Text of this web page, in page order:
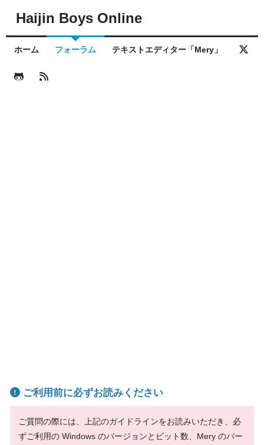
Haijin Boys Online
ホーム フォーラム テキストエディター「Mery」
ご利用前に必ずお読みください
ご質問の際には、上記のガイドラインをお読みいただき、必
ずご利用の Windows のバージョンとビット数、Mery のバー